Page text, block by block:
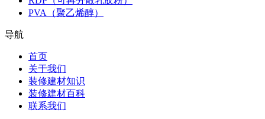
PVA（聚乙烯醇）
导航
首页
关于我们
装修建材知识
装修建材百科
联系我们